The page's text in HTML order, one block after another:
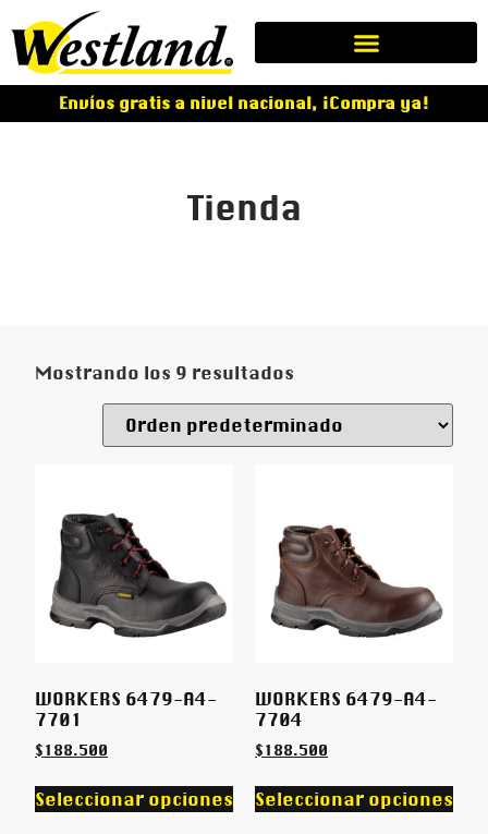
Envíos gratis a nivel nacional, ¡Compra ya!
Tienda
Mostrando los 9 resultados
WORKERS 6479-A4-
7701
$188.500
Seleccionar opciones
WORKERS 6479-A4-
7704
$188.500
Seleccionar opciones